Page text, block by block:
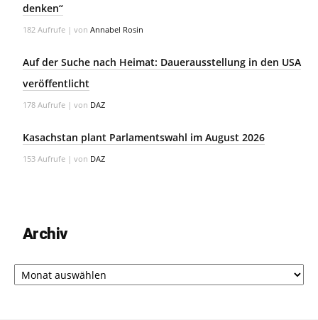
denken“
182 Aufrufe | von Annabel Rosin
Auf der Suche nach Heimat: Dauerausstellung in den USA
veröffentlicht
178 Aufrufe | von DAZ
Kasachstan plant Parlamentswahl im August 2026
153 Aufrufe | von DAZ
Archiv
Archiv